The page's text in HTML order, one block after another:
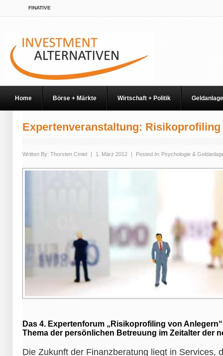
FINATIVE
Home Börse + Märkte Wirtschaft + Politik Geldanlage
Expertenveranstaltung: Risikoprofiling
Written By: Thorsten Cmiel | 1. März 2012 | Posted In: Psychologie &
Das 4. Expertenforum „Risikoprofiling von
Thema der persönlichen Betreuung im Zeitalter der
Die Zukunft der Finanzberatung liegt in Services,